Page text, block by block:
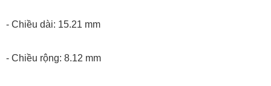
- Chiều dài: 15.21 mm
- Chiều rộng: 8.12 mm